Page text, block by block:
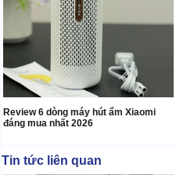
Review 6 dòng máy hút ẩm Xiaomi
đáng mua nhất 2026
Tin tức liên quan